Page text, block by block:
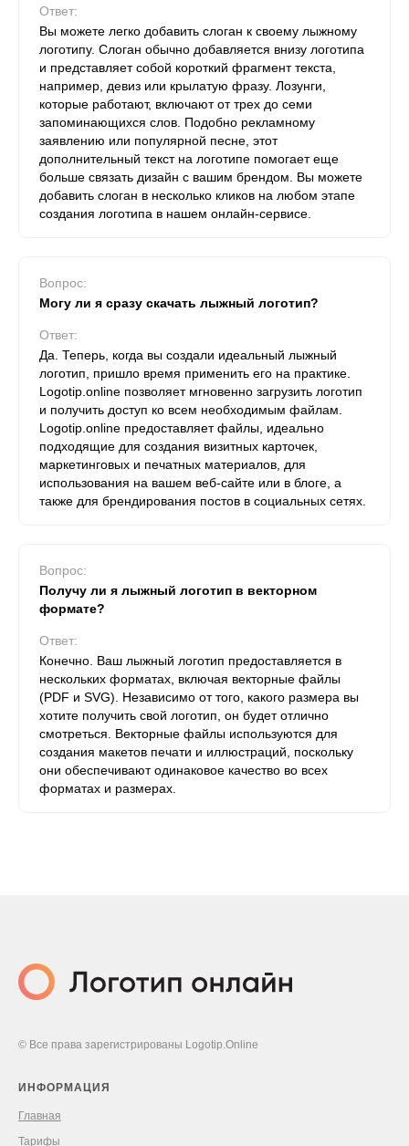
Ответ:
Вы можете легко добавить слоган к своему лыжному
логотипу. Слоган обычно добавляется внизу логотипа
и представляет собой короткий фрагмент текста,
например, девиз или крылатую фразу. Лозунги,
которые работают, включают от трех до семи
запоминающихся слов. Подобно рекламному
заявлению или популярной песне, этот
дополнительный текст на логотипе помогает еще
больше связать дизайн с вашим брендом. Вы можете
добавить слоган в несколько кликов на любом этапе
создания логотипа в нашем онлайн-сервисе.
Вопрос:
Могу ли я сразу скачать лыжный логотип?
Ответ:
Да. Теперь, когда вы создали идеальный лыжный
логотип, пришло время применить его на практике.
Logotip.online позволяет мгновенно загрузить логотип
и получить доступ ко всем необходимым файлам.
Logotip.online предоставляет файлы, идеально
подходящие для создания визитных карточек,
маркетинговых и печатных материалов, для
использования на вашем веб-сайте или в блоге, а
также для брендирования постов в социальных сетях.
Вопрос:
Получу ли я лыжный логотип в векторном
формате?
Ответ:
Конечно. Ваш лыжный логотип предоставляется в
нескольких форматах, включая векторные файлы
(PDF и SVG). Независимо от того, какого размера вы
хотите получить свой логотип, он будет отлично
смотреться. Векторные файлы используются для
создания макетов печати и иллюстраций, поскольку
они обеспечивают одинаковое качество во всех
форматах и ​​размерах.
© Все права зарегистрированы Logotip.Online
ИНФОРМАЦИЯ
Главная
Тарифы